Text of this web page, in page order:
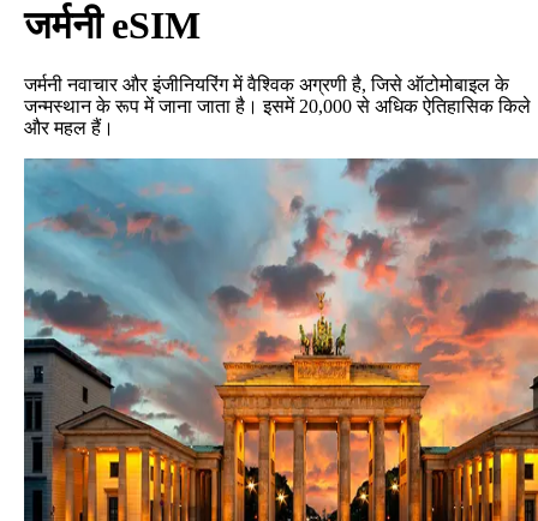
जर्मनीeSIM
जर्मनी नवाचार और इंजीनियरिंग में वैश्विक अग्रणी है, जिसे ऑटोमोबाइल के
जन्मस्थान के रूप में जाना जाता है। इसमें 20,000 से अधिक ऐतिहासिक किले
और महल हैं।